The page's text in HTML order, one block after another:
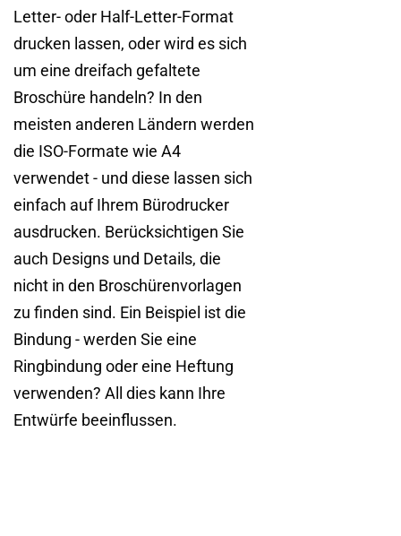
Letter- oder Half-Letter-Format
drucken lassen, oder wird es sich
um eine dreifach gefaltete
Broschüre handeln? In den
meisten anderen Ländern werden
die ISO-Formate wie A4
verwendet - und diese lassen sich
einfach auf Ihrem Bürodrucker
ausdrucken. Berücksichtigen Sie
auch Designs und Details, die
nicht in den Broschürenvorlagen
zu finden sind. Ein Beispiel ist die
Bindung - werden Sie eine
Ringbindung oder eine Heftung
verwenden? All dies kann Ihre
Entwürfe beeinflussen.